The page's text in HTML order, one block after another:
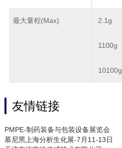
最大量程(Max) 2.1g
1100g
10100g
友情链接
PMPE-制药装备与包装设备展览会
慕尼黑上海分析生化展-7月11-13日